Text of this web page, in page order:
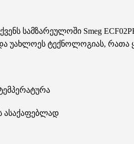
სამზარეულოში Smeg
და უახლოეს ტექნოლოგიას,
ასაქაფებლად